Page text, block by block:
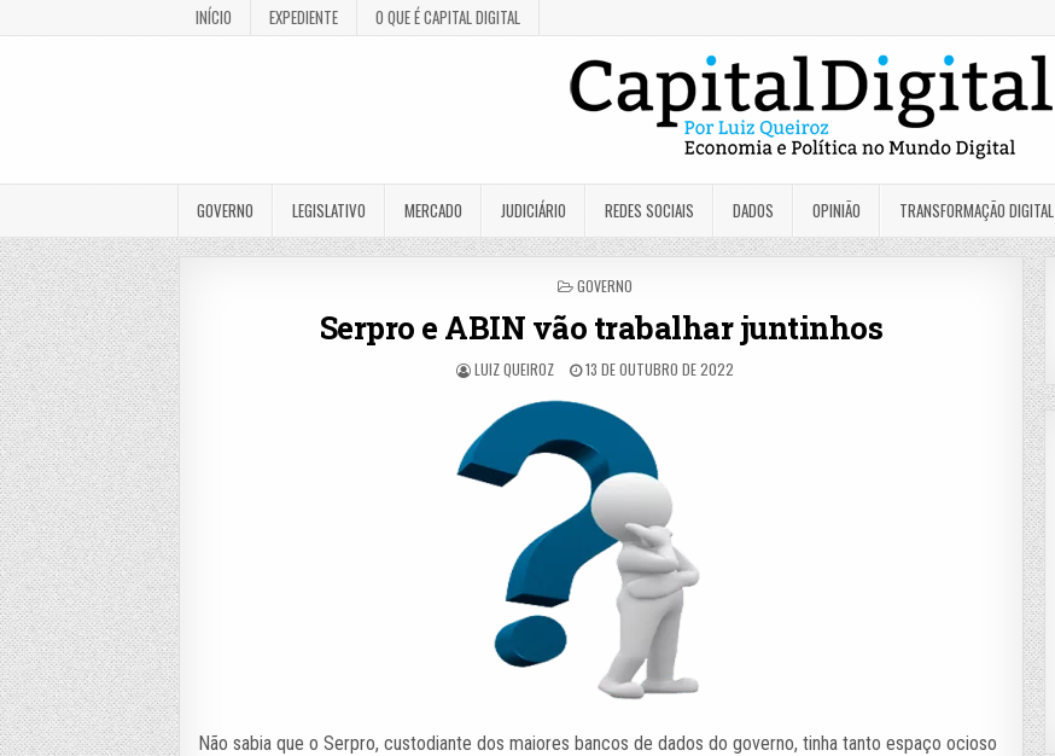
INÍCIO EXPEDIENTE O QUE É CAPITAL DIGITAL
GOVERNO LEGISLATIVO MERCADO JUDICIÁRIO REDES SOCIAIS DADOS OPINIÃO TRANSFORMAÇÃO DIGITAL
POSTED
GOVERNO
Serpro e ABIN vão trabalhar juntinhos
LUIZ QUEIROZ 13 DE OUTUBRO DE 2022
Não sabia que o Serpro, custodiante dos maiores bancos de dados do governo, tinha tanto espaço ocioso